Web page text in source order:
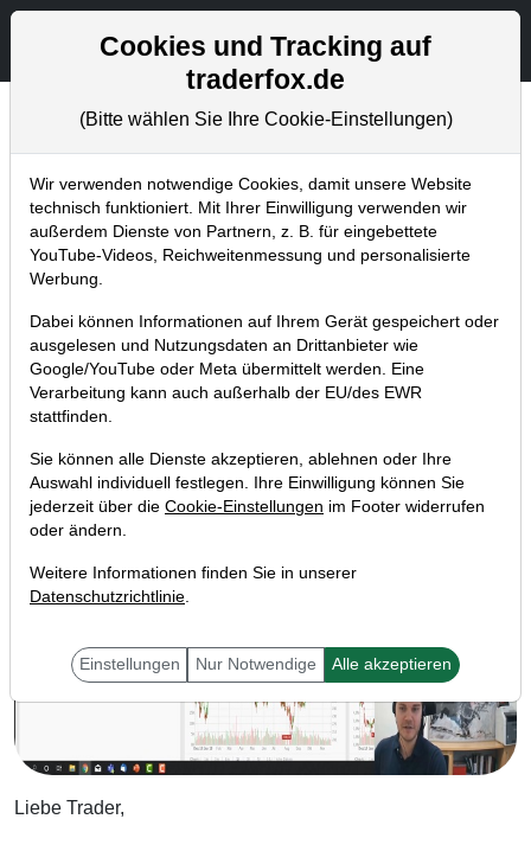
Aktien- und Artikelsuche
Trader-Blog
Home Blog Trader-Blog
Die Top-Dividendenaktien aus
Europa auf einen Blick!
26.11.2019 um 13:11 Uhr | A. Zehetner
Liebe Trader,
Cookies und Tracking auf
traderfox.de
(Bitte wählen Sie Ihre Cookie-Einstellungen)
Wir verwenden notwendige Cookies, damit unsere Website
technisch funktioniert. Mit Ihrer Einwilligung verwenden wir
außerdem Dienste von Partnern, z. B. für eingebettete
YouTube-Videos, Reichweitenmessung und personalisierte
Werbung.
Dabei können Informationen auf Ihrem Gerät gespeichert oder
ausgelesen und Nutzungsdaten an Drittanbieter wie
Google/YouTube oder Meta übermittelt werden. Eine
Verarbeitung kann auch außerhalb der EU/des EWR
stattfinden.
Sie können alle Dienste akzeptieren, ablehnen oder Ihre
Auswahl individuell festlegen. Ihre Einwilligung können Sie
jederzeit über die Cookie-Einstellungen im Footer widerrufen
oder ändern.
Weitere Informationen finden Sie in unserer
Datenschutzrichtlinie.
Einstellungen Nur Notwendige Alle akzeptieren